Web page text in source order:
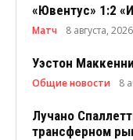
«Ювентус» 1:2
Матч 8 августа,
Уэстон
Общие новости 8
Лучано
трансферном